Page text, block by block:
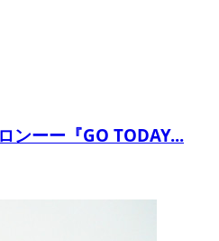
ンーー『GO TODAY...